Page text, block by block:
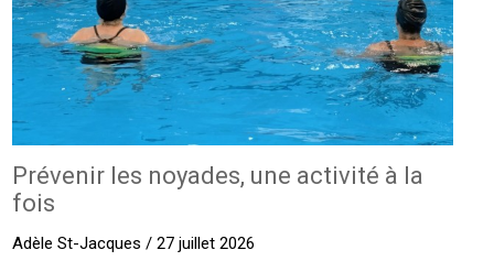
Prévenir les noyades, une activité à la
fois
Adèle St-Jacques / 27 juillet 2026